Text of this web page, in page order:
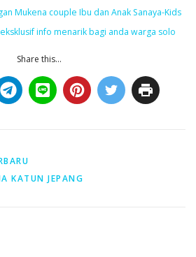
Mukena couple Ibu dan Anak Sanaya-Kids
info menarik bagi anda warga solo
Share this...
KATUN JEPANG